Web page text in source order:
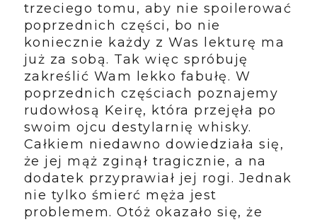
trzeciego tomu, aby nie spoilerować
poprzednich części, bo nie
koniecznie każdy z Was lekturę ma
już za sobą. Tak więc spróbuję
zakreślić Wam lekko fabułę. W
poprzednich częściach poznajemy
rudowłosą Keirę, która przejęła po
swoim ojcu destylarnię whisky.
Całkiem niedawno dowiedziała się,
że jej mąż zginął tragicznie, a na
dodatek przyprawiał jej rogi. Jednak
nie tylko śmierć męża jest
problemem. Otóż okazało się, że